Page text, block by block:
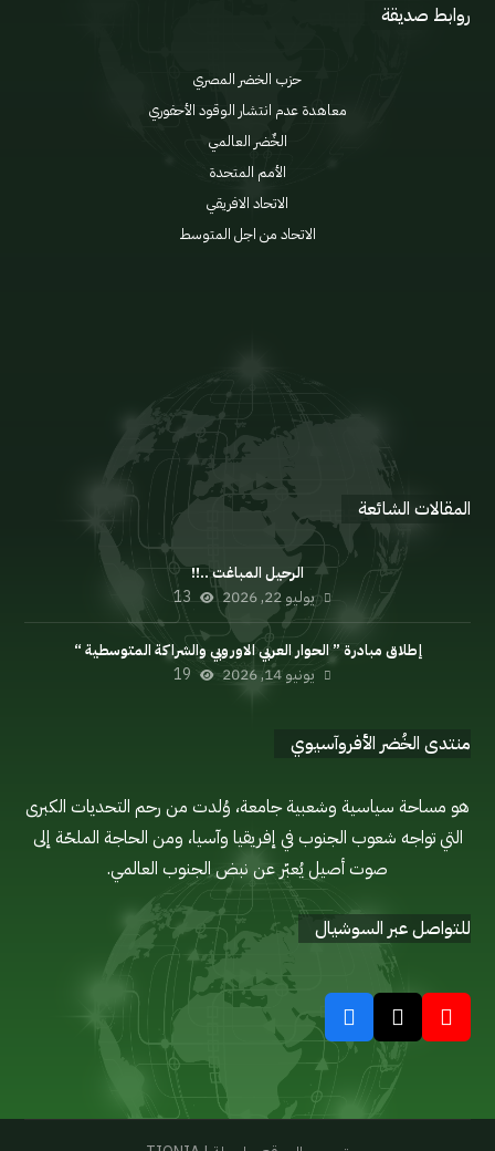
روابط صديقة
حزب الخضر المصري
معاهدة عدم انتشار الوقود الأحفوري
الخٌضر العالمي
الأمم المتحدة
الاتحاد الافريقي
الاتحاد من اجل المتوسط
مدونة السلوك
المقالات الشائعة
الرحيل المباغت ..!!
يوليو 22, 2026 13
إطلاق مبادرة ” الحوار العربي الاوروبي والشراكة المتوسطية “
يونيو 14, 2026 19
منتدى الخُضر الأفروآسيوي
هو مساحة سياسية وشعبية جامعة، وُلدت من رحم التحديات الكبرى
التي تواجه شعوب الجنوب في إفريقيا وآسيا، ومن الحاجة الملحّة إلى
صوت أصيل يُعبّر عن نبض الجنوب العالمي.
للتواصل عبر السوشيال